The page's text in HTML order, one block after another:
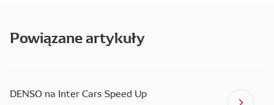
Powiązane artykuły
DENSO na Inter Cars Speed Up